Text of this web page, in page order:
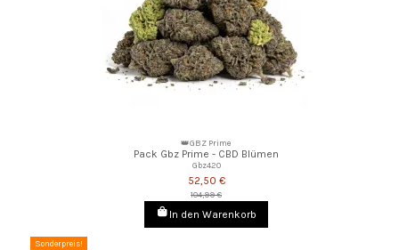
👑GBZ Prime
Pack Gbz Prime - CBD Blümen
Gbz420
52,50 €
104,99 €
In den Warenkorb
Sonderpreis!